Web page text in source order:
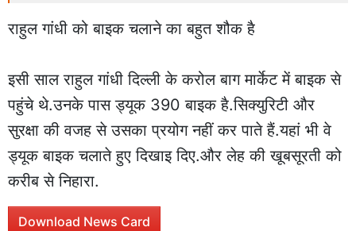
राहुल गांधी को बाइक चलाने का बहुत शौक है
इसी साल राहुल गांधी दिल्ली के करोल बाग मार्केट में बाइक से
पहुंचे थे.उनके पास ड्यूक 390 बाइक है.सिक्युरिटी और
सुरक्षा की वजह से उसका प्रयोग नहीं कर पाते हैं.यहां भी वे
ड्यूक बाइक चलाते हुए दिखाइ दिए.और लेह की खूबसूरती को
करीब से निहारा.
Download News Card